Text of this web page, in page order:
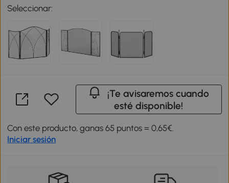
Seleccionar:
¡Te avisaremos cuando
esté disponible!
Con este producto, ganas 65 puntos = 0,65€.
Iniciar sesión